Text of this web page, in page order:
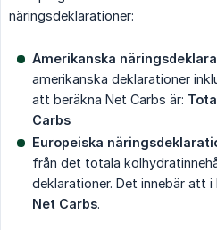
näringsdeklarationer:
Amerikanska
amerikanska deklarationer
att beräkna Net Carbs är:
Carbs
Europeiska
från det totala
deklarationer. Det innebär att i
Net Carbs.